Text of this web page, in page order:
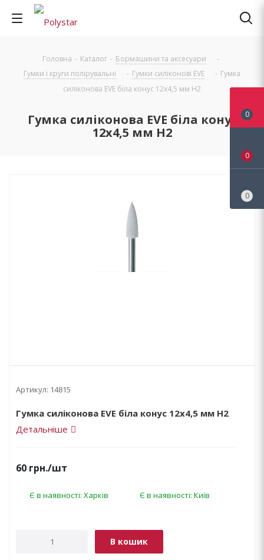
Головна - Каталог - Бормашини та аксесуари
-
Гумки і круги полірувальні
- Гумки силіконові EVE - Гумка
силіконова EVE біла конус 12х4,5 мм H2
Гумка силіконова EVE біла конус
12х4,5 мм H2
Артикул: 14815
Гумка силіконова EVE біла конус 12х4,5 мм H2
Детальніше
60 грн./шт
Є в наявності: Харків Є в наявності: Київ
В кошик
0
0
0